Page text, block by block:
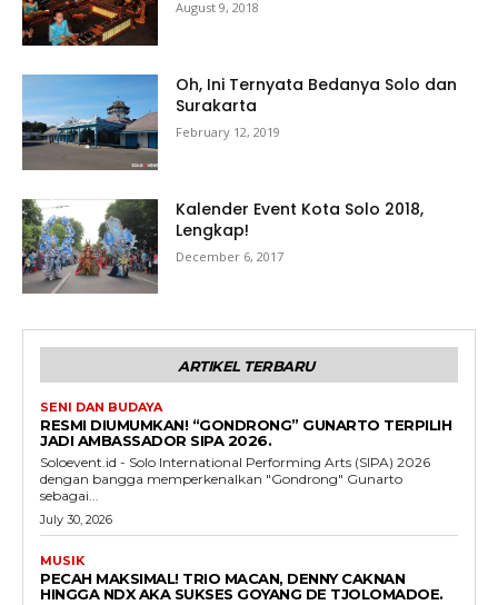
August 9, 2018
Oh, Ini Ternyata Bedanya Solo dan
Surakarta
February 12, 2019
Kalender Event Kota Solo 2018,
Lengkap!
December 6, 2017
ARTIKEL TERBARU
SENI DAN BUDAYA
RESMI DIUMUMKAN! “GONDRONG” GUNARTO TERPILIH
JADI AMBASSADOR SIPA 2026.
Soloevent.id - Solo International Performing Arts (SIPA) 2026
dengan bangga memperkenalkan "Gondrong" Gunarto
sebagai...
July 30, 2026
MUSIK
PECAH MAKSIMAL! TRIO MACAN, DENNY CAKNAN
HINGGA NDX AKA SUKSES GOYANG DE TJOLOMADOE.